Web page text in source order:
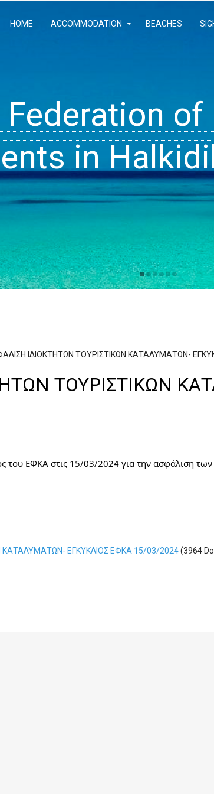
HOME ACCOMMODATION BEACHES
in
Rooms,
inside
ΙΔΙΟΚΤΗΤΩΝ ΤΟΥΡΙΣΤΙΚΩΝ ΚΑΤΑΛΥΜΑΤΩΝ-
ΤΟΥΡΙΣΤΙΚΩΝ
του ΕΦΚΑ στις 15/03/2024 για την ασφάλιση
ΚΑΤΑΛΥΜΑΤΩΝ- ΕΓΚΥΚΛΙΟΣ ΕΦΚΑ 15/03/2024(3964